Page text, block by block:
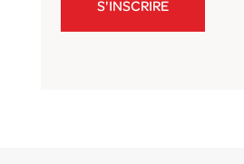
S'INSCRIRE